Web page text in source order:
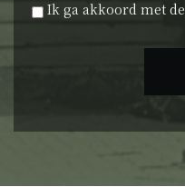
Privacyverklaring *
Ik ga akkoord met de